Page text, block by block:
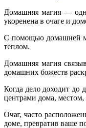
Домашняя магия —
укоренена в очаге и
С помощью домашней
теплом.
Домашняя магия
домашних божеств
Когда дело доходит
центрами дома, местом,
Очаг, часто
доме, превратив ваше